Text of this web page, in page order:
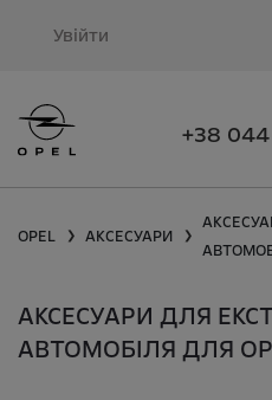
Увійти
+38 044
OPEL ❯ АКСЕСУАРИ ❯
АКСЕСУАРИ ДЛЯ
АВТОМОБІЛЯ ДЛЯ